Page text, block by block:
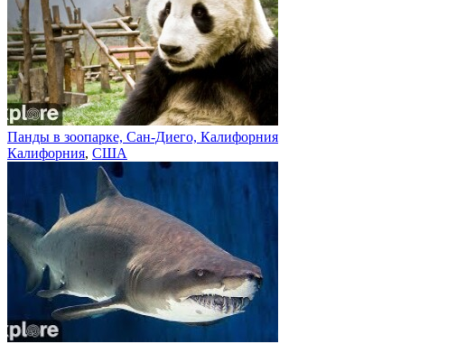
Панды в зоопарке, Сан-Диего, Калифорния
Калифорния, США